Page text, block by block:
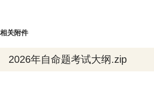
相关附件
2026年自命题考试大纲.zip